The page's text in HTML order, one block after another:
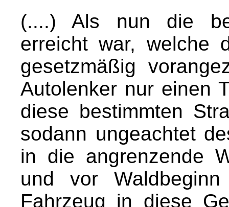
(....) Als nun die
erreicht war, welche
gesetzmäßig
Autolenker nur einen
diese bestimmten
sodann ungeachtet
in die angrenzende
und vor
Fahrzeug in diese